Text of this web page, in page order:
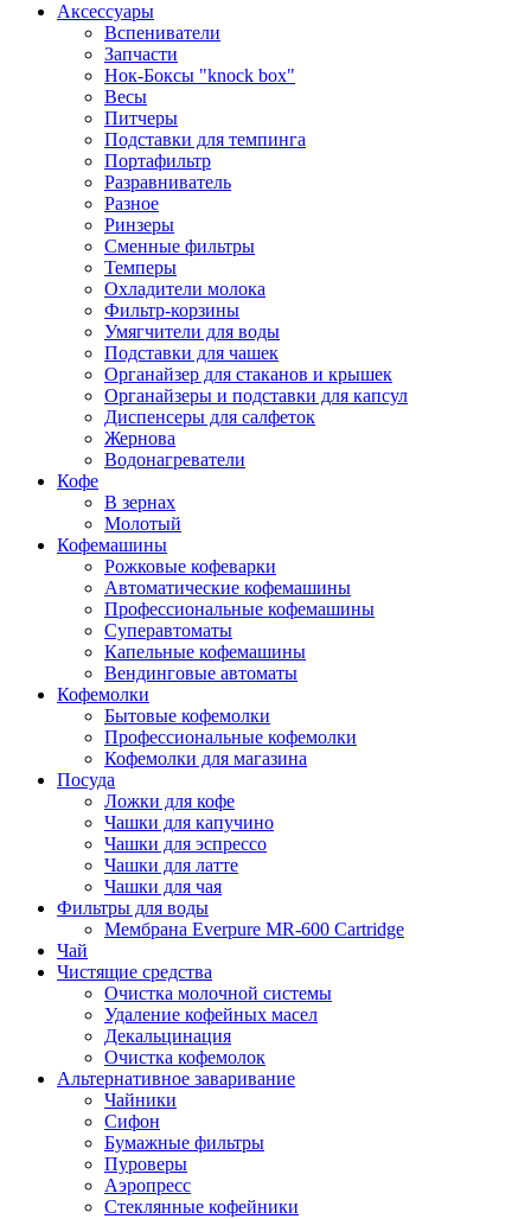
Аксессуары
Вспениватели
Запчасти
Нок-Боксы "knock box"
Весы
Питчеры
Подставки для темпинга
Портафильтр
Разравниватель
Разное
Ринзеры
Сменные фильтры
Темперы
Охладители молока
Фильтр-корзины
Умягчители для воды
Подставки для чашек
Органайзер для стаканов и крышек
Органайзеры и подставки для капсул
Диспенсеры для салфеток
Жернова
Водонагреватели
Кофе
В зернах
Молотый
Кофемашины
Рожковые кофеварки
Автоматические кофемашины
Профессиональные кофемашины
Суперавтоматы
Капельные кофемашины
Вендинговые автоматы
Кофемолки
Бытовые кофемолки
Профессиональные кофемолки
Кофемолки для магазина
Посуда
Ложки для кофе
Чашки для капучино
Чашки для эспрессо
Чашки для латте
Чашки для чая
Фильтры для воды
Мембрана Everpure MR-600 Cartridge
Чай
Чистящие средства
Очистка молочной системы
Удаление кофейных масел
Декальцинация
Очистка кофемолок
Альтернативное заваривание
Чайники
Сифон
Бумажные фильтры
Пуроверы
Аэропресс
Стеклянные кофейники